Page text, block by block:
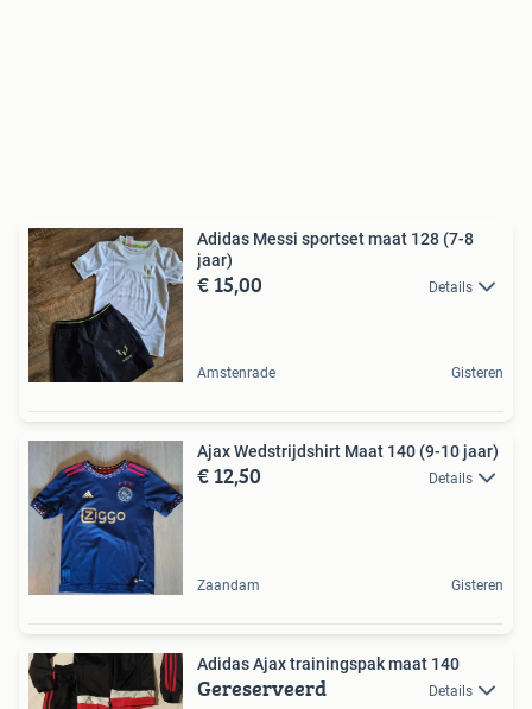
Adidas Messi sportset maat 128 (7-8
jaar)
€ 15,00 Details
Amstenrade Gisteren
Ajax Wedstrijdshirt Maat 140 (9-10 jaar)
€ 12,50 Details
Zaandam Gisteren
Adidas Ajax trainingspak maat 140
Gereserveerd Details